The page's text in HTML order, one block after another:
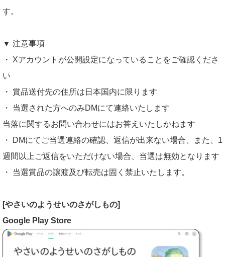
す。
▼ 注意事項
・ Xアカウントが公開設定になっていることをご確認くださ
い
・ 賞品送付先の住所は日本国内に限ります
・ 当選された方へのみDMにて連絡いたします
当落に関するお問い合わせにはお答えいたしかねます
・ DMにてご当選連絡の確認、返信が出来ない場合、また、1
週間以上ご返信をいただけない場合、当選は無効となります
・ 当選賞品の譲渡及び転売は固く禁止いたします。
[やさいのようせいのさがしもの]
Google Play Store